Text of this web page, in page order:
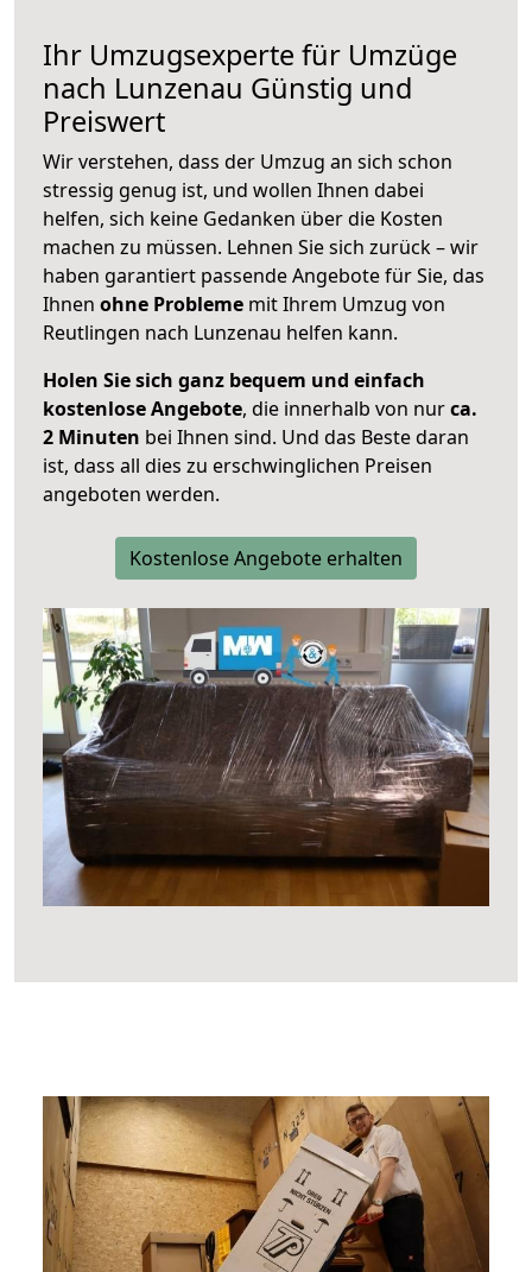
Ihr Umzugsexperte für Umzüge
nach Lunzenau Günstig und
Preiswert
Wir verstehen, dass der Umzug an sich schon
stressig genug ist, und wollen Ihnen dabei
helfen, sich keine Gedanken über die Kosten
machen zu müssen. Lehnen Sie sich zurück – wir
haben garantiert passende Angebote für Sie, das
Ihnen ohne Probleme mit Ihrem Umzug von
Reutlingen nach Lunzenau helfen kann.
Holen Sie sich ganz bequem und einfach
kostenlose Angebote, die innerhalb von nurca.
2 Minuten bei Ihnen sind. Und das Beste daran
ist, dass all dies zu erschwinglichen Preisen
angeboten werden.
Kostenlose Angebote erhalten